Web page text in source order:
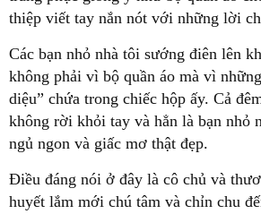
thiệp viết tay nắn nót với những lời
Các bạn nhỏ nhà tôi sướng điên lên
không phải vì bộ quần áo mà vì
diệu” chứa trong chiếc hộp ấy. Cả
không rời khỏi tay và hẳn là bạn nhỏ
ngủ ngon và giấc mơ thật đẹp.
Điều đáng nói ở đây là cô chủ và
huyết lắm mới chú tâm và chỉn chu